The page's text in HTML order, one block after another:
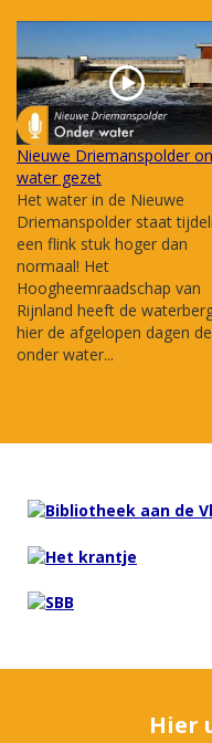
Nieuwe Driemanspolder
water gezet
Het water in de Nieuwe
Driemanspolder staat
een flink stuk hoger dan
normaal! Het
Hoogheemraadschap van
Rijnland heeft de
hier de afgelopen dagen
onder water...
Hier